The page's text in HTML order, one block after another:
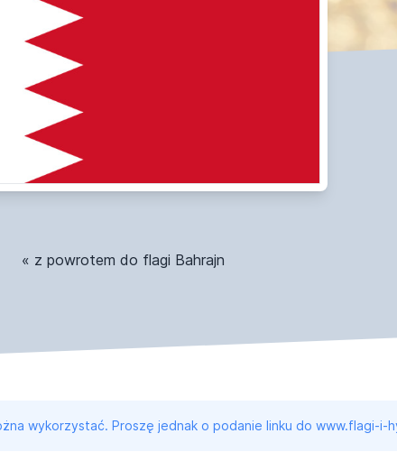
« z powrotem do flagi Bahrajn
wykorzystać. Proszę jednak o podanie linku do www.flagi-i-